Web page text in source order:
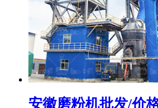
安徽磨粉机批发/价